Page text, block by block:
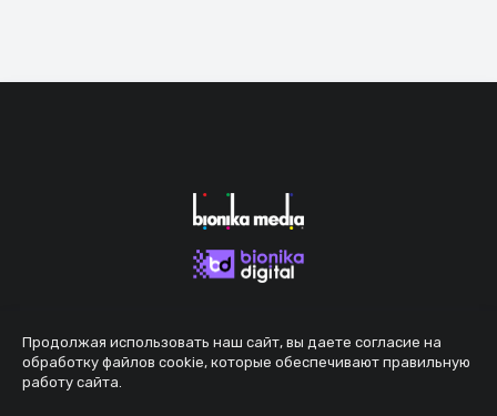
Продолжая использовать наш сайт, вы даете согласие на
обработку файлов cookie, которые обеспечивают правильную
работу сайта.